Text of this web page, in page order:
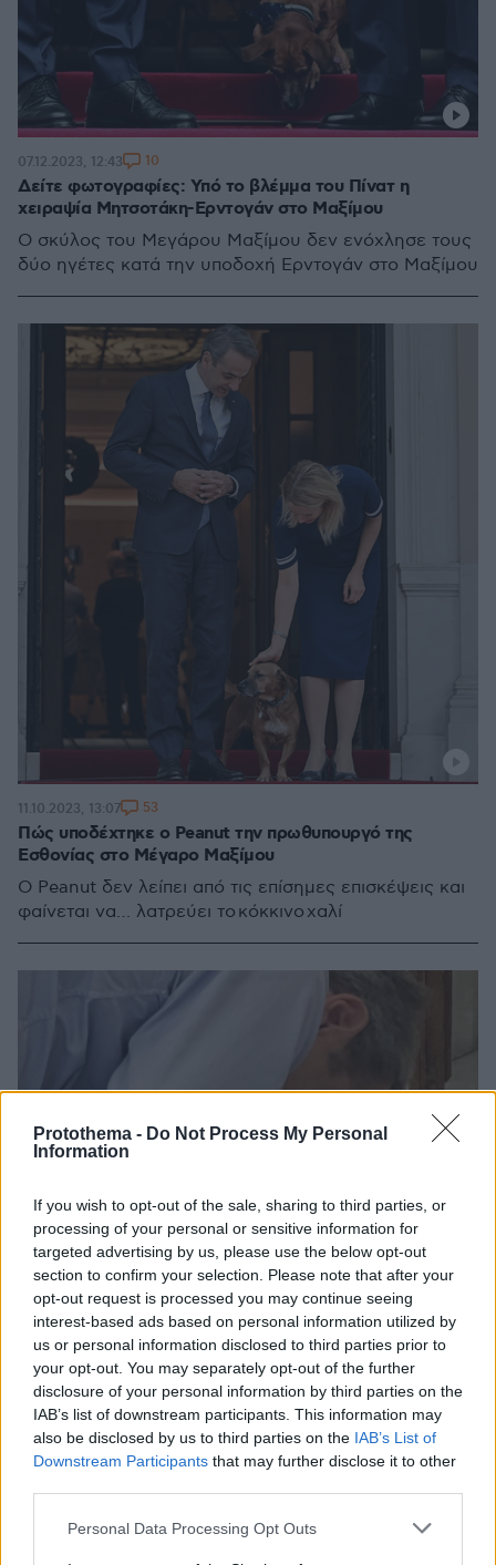
Protothema - Do Not Process My Personal
Information
If you wish to opt-out of the sale, sharing to third parties, or
processing of your personal or sensitive information for
targeted advertising by us, please use the below opt-out
section to confirm your selection. Please note that after your
opt-out request is processed you may continue seeing
interest-based ads based on personal information utilized by
us or personal information disclosed to third parties prior to
your opt-out. You may separately opt-out of the further
disclosure of your personal information by third parties on the
IAB’s list of downstream participants. This information may
also be disclosed by us to third parties on the IAB’s List of
Downstream Participants that may further disclose it to other
Please note that this website/app uses one or more Google
Personal Data Processing Opt Outs
Δείτε φωτογραφίες: Υπό το βλέμμα του Πίνατ η
χειραψία Μητσοτάκη-Ερντογάν στο Μαξίμου
Ο σκύλος του Μεγάρου Μαξίμου δεν ενόχλησε τους
δύο ηγέτες κατά την υποδοχή Ερντογάν στο Μαξίμου
07.12.2023, 12:43 10
Πώς υποδέχτηκε ο Peanut την πρωθυπουργό της
Εσθονίας στο Μέγαρο Μαξίμου
Ο Peanut δεν λείπει από τις επίσημες επισκέψεις και
φαίνεται να… λατρεύει το κόκκινο χαλί
11.10.2023, 13:07 53
«Ακόμα και οι πρωθυπουργοί λένε στα σκυλάκια τους
"τι ωραίος που είσαι"» σχολίασε η δημοσιογράφος
05.07.2023, 14:03 8